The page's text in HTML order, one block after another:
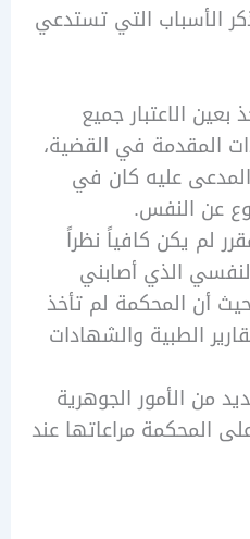
التي تستدعي
جميع
في القضية،
كان في
كافياً نظراً
أصابني
لم تأخذ
والشهادات
الجوهرية
مراعاتها عند